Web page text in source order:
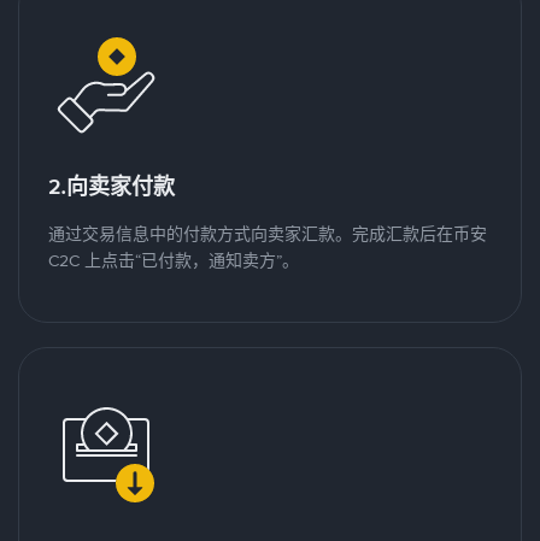
2.向卖家付款
通过交易信息中的付款方式向卖家汇款。完成汇款后在币安
C2C 上点击“已付款，通知卖方”。